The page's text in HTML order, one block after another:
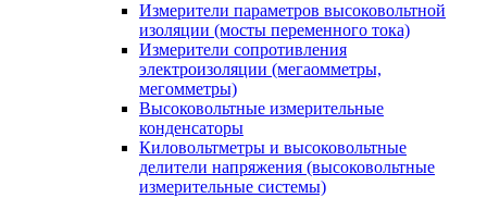
Измерители параметров высоковольтной
изоляции (мосты переменного тока)
Измерители сопротивления
электроизоляции (мегаомметры,
мегомметры)
Высоковольтные измерительные
конденсаторы
Киловольтметры и высоковольтные
делители напряжения (высоковольтные
измерительные системы)